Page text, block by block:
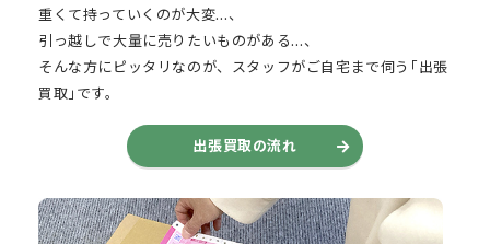
重くて持っていくのが大変…、
引っ越しで大量に売りたいものがある…、
そんな方にピッタリなのが、スタッフがご自宅まで伺う｢出張
買取｣です。
出張買取の流れ